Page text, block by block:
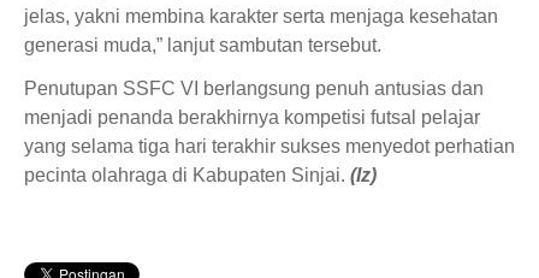
jelas, yakni membina karakter serta menjaga kesehatan
generasi muda,” lanjut sambutan tersebut.
Penutupan SSFC VI berlangsung penuh antusias dan
menjadi penanda berakhirnya kompetisi futsal pelajar
yang selama tiga hari terakhir sukses menyedot perhatian
pecinta olahraga di Kabupaten Sinjai. (Iz)